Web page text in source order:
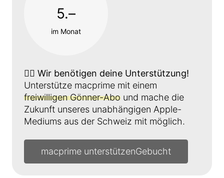
5.–
im Monat
👉🏼 Wir benötigen deine Unterstützung!
Unterstütze macprime mit einem
freiwilligen Gönner-Abo und mache die
Zukunft unseres unabhängigen Apple-
Mediums aus der Schweiz mit möglich.
macprime unterstützen